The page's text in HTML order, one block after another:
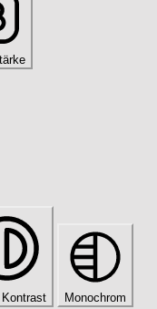
Kontrast Monochrom